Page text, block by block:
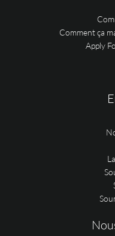
Comment ça
Apply